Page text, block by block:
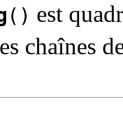
() est
chaînes